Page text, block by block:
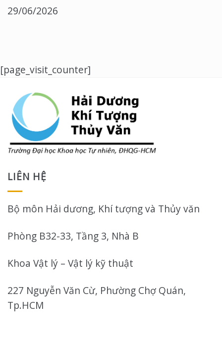
29/06/2026
[page_visit_counter]
LIÊN HỆ
Bộ môn Hải dương, Khí tượng và Thủy văn
Phòng B32-33, Tầng 3, Nhà B
Khoa Vật lý – Vật lý kỹ thuật
227 Nguyễn Văn Cừ, Phường Chợ Quán,
Tp.HCM